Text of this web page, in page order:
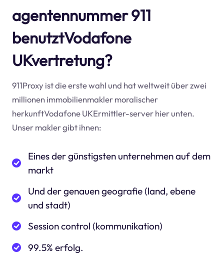
agentennummer 911
benutztVodafone
UKvertretung?
911Proxy ist die erste wahl und hat weltweit über zwei
millionen immobilienmakler moralischer
herkunftVodafone UKErmittler-server hier unten.
Unser makler gibt ihnen:
Eines der günstigsten unternehmen auf dem
markt
Und der genauen geografie (land, ebene
und stadt)
Session control (kommunikation)
99.5% erfolg.